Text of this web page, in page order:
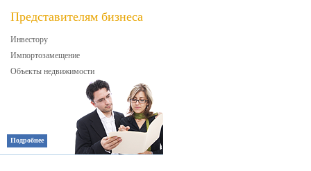
Представителям бизнеса
Инвестору
Импортозамещение
Объекты недвижимости
Подробнее